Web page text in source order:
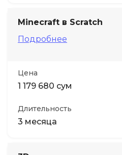
Minecraft в Scratch
Подробнее
Цена
1 179 680 сум
Длительность
3 месяца